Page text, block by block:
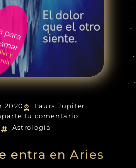
2020
Laura Jupiter
tu comentario
Astrología
entra en Aries